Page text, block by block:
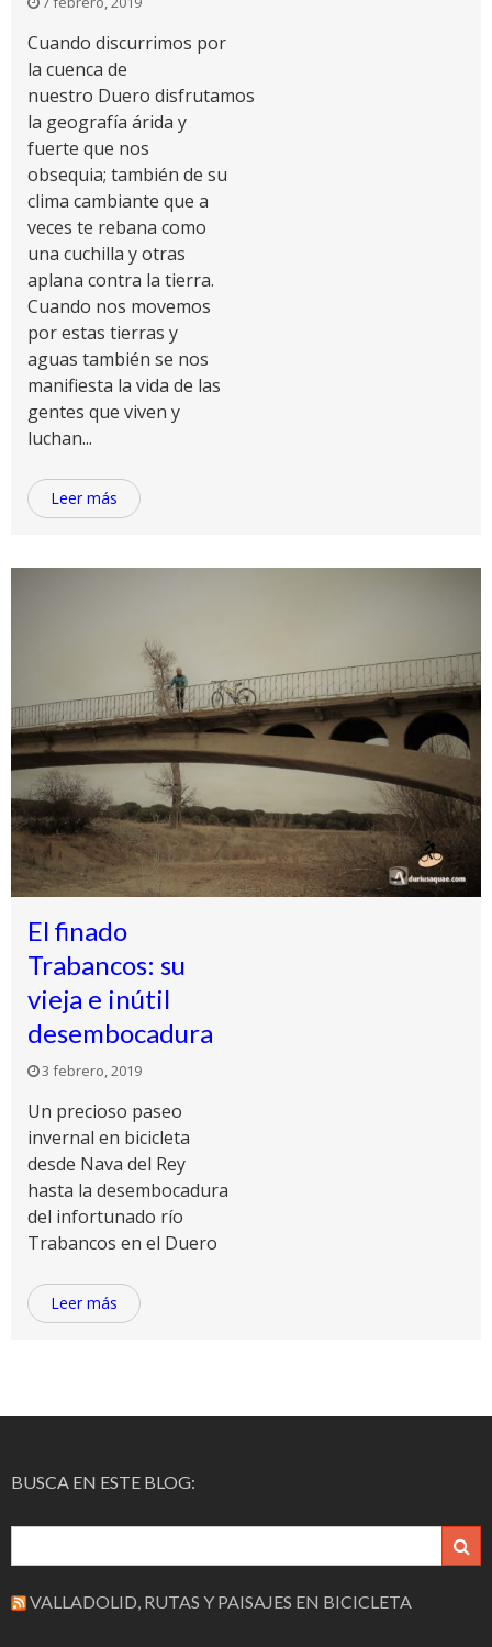
Cuando discurrimos por
la cuenca de
nuestro Duero disfrutamos
la geografía árida y
fuerte que nos
obsequia; también de su
clima cambiante que a
veces te rebana como
una cuchilla y otras
aplana contra la tierra.
Cuando nos movemos
por estas tierras y
aguas también se nos
manifiesta la vida de las
gentes que viven y
luchan...
Leer más
El finado
Trabancos: su
vieja e inútil
desembocadura
3 febrero, 2019
Un precioso paseo
invernal en bicicleta
desde Nava del Rey
hasta la desembocadura
del infortunado río
Trabancos en el Duero
Leer más
BUSCA EN ESTE BLOG:
VALLADOLID, RUTAS Y PAISAJES EN BICICLETA